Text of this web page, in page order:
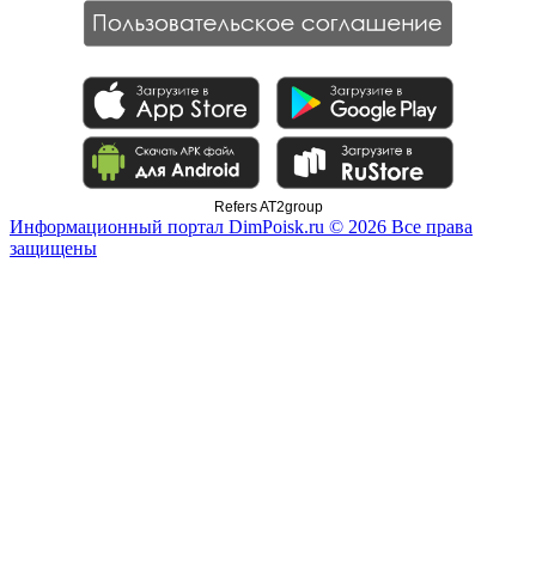
Refers AT2group
Информационный портал DimPoisk.ru © 2026 Все права
защищены